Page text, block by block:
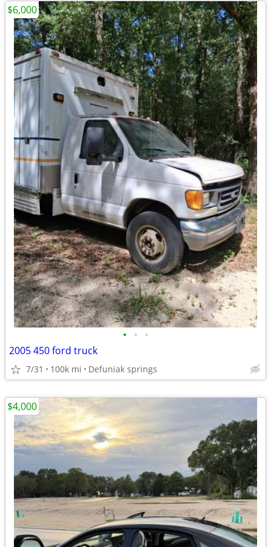
• • •
2005 450 ford truck
7/31 100k mi Defuniak springs
$6,000
$4,000